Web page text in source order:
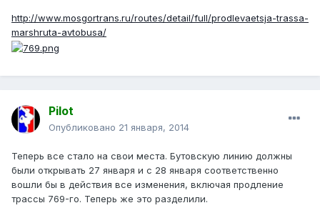
http://www.mosgortrans.ru/routes/detail/full/prodlevaetsja-trassa-
marshruta-avtobusa/
Pilot
Опубликовано 21 января, 2014
Теперь все стало на свои места. Бутовскую линию должны
были открывать 27 января и с 28 января соответственно
вошли бы в действия все изменения, включая продление
трассы 769-го. Теперь же это разделили.